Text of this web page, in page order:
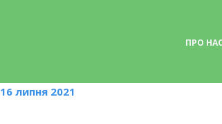
ПРО НАС
16 липня 2021